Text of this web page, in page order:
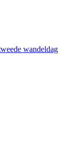
wandeldag